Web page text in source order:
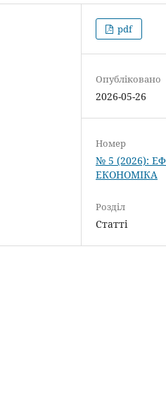
pdf
Опубліковано
2026-05-26
Номер
№ 5 (2026):
ЕКОНОМІКА
Розділ
Статті